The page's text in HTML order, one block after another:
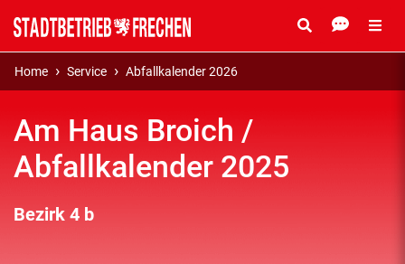
Home Service Abfallkalender 2026
Am Haus Broich /
Abfallkalender 2025
Bezirk 4 b